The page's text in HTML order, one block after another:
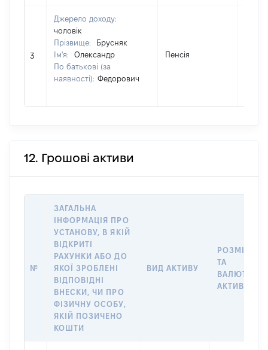
3
Джерело доходу:
чоловік
Прізвище:
Брусняк
Ім'я:
Олександр
По батькові (за
наявності): Федорович
Пенсія
12. Грошові активи
№
ЗАГАЛЬНА
ІНФОРМАЦІЯ ПРО
УСТАНОВУ, В ЯКІЙ
ВІДКРИТІ
РАХУНКИ АБО ДО
ЯКОЇ ЗРОБЛЕНІ
ВІДПОВІДНІ
ВНЕСКИ, ЧИ ПРО
ФІЗИЧНУ ОСОБУ,
ЯКІЙ ПОЗИЧЕНО
КОШТИ
ВИД АКТИВУ
РОЗМІР
ТА
ВАЛЮТА
АКТИВУ